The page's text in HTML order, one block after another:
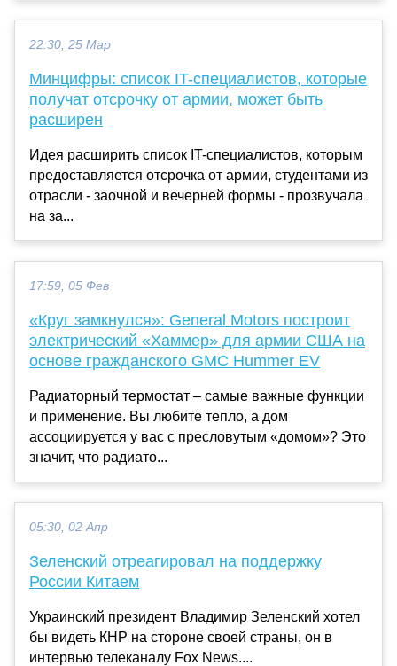
22:30, 25 Мар
Минцифры: список IT-специалистов, которые
получат отсрочку от армии, может быть
расширен
Идея расширить список IT-специалистов, которым
предоставляется отсрочка от армии, студентами из
отрасли - заочной и вечерней формы - прозвучала
на за...
17:59, 05 Фев
«Круг замкнулся»: General Motors построит
электрический «Хаммер» для армии США на
основе гражданского GMC Hummer EV
Радиаторный термостат – самые важные функции
и применение. Вы любите тепло, а дом
ассоциируется у вас с пресловутым «домом»? Это
значит, что радиато...
05:30, 02 Апр
Зеленский отреагировал на поддержку
России Китаем
Украинский президент Владимир Зеленский хотел
бы видеть КНР на стороне своей страны, он в
интервью телеканалу Fox News....